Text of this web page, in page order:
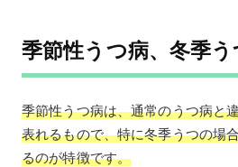
季節性うつ病、冬季う
季節性うつ病は、通常のうつ病と
表れるもので、特に冬季うつの場
るのが特徴です。